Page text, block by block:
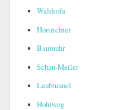
Waldsofa
Hörtrichter
Baumuhr
Schau-Meiler
Laubtunnel
Hohlweg